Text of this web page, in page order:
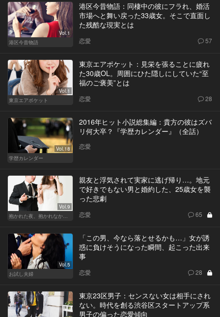
Vol.1
港区今昔物語
港区今昔物語：同棲中の彼にフラれ、婚活
市場へと舞い戻った33歳女。そこで直面し
た残酷な現実とは
恋愛 57
Vol.1
東京エアポケット
東京エアポケット：見栄を張ることに疲れ
た30歳OL。周囲にひた隠しにしていた“至
福のご褒美”とは
恋愛 28
Vol.18
学歴カレンダー
2016年ヒット小説総集編：貴方の彼はズバ
リ何大卒？『学歴カレンダー』（全話）
恋愛
Vol.9
親友と浮気されて実家に逃げ帰り…。地元
で好きでもない男と婚約した、25歳女を襲
った悲劇
恋愛 65
Vol.5
お試し夫婦
「この男、今なら落とせるかも…」女が誘
惑に負けそうになった瞬間、起こった出来
事
恋愛 28
東京23区男子：センスない女は相手にされ
ない。時代を創る渋谷区スタートアップ系
男子の偏った恋愛傾向